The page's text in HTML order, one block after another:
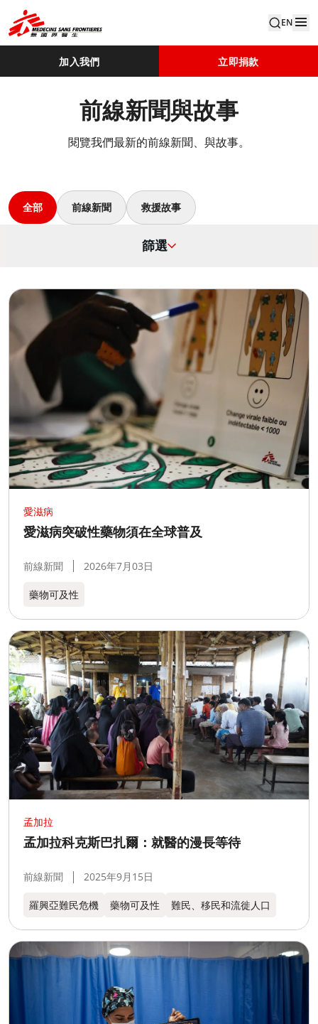
EN
加入我們 立即捐款
前線新聞與故事
閱覽我們最新的前線新聞、與故事。
全部 前線新聞 救援故事
篩選
愛滋病
愛滋病突破性藥物須在全球普及
前線新聞 2026年7月03日
藥物可及性
孟加拉​
孟加拉科克斯巴扎爾：就醫的漫長等待
前線新聞 2025年9月15日
羅興亞難民危機 藥物可及性 難民、移民和流徙人口